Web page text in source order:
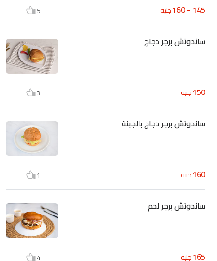
145 - 160 جنيه 5
ساندوتش برجر دجاج
150جنيه 3
ساندوتش برجر دجاج بالجبنة
160جنيه 1
ساندوتش برجر لحم
165جنيه 4